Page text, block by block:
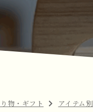
物・ギフト アイテム別